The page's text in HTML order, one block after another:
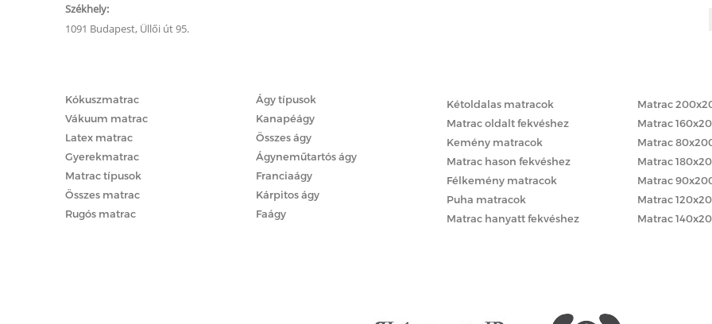
Székhely:
1091 Budapest, Üllői út 95.
Kókuszmatrac
Vákuum matrac
Latex matrac
Gyerekmatrac
Matrac típusok
Összes matrac
Rugós matrac
Ágy típusok
Kanapéágy
Összes ágy
Ágyneműtartós ágy
Franciaágy
Kárpitos ágy
Faágy
Kétoldalas matracok
Matrac oldalt fekvéshez
Kemény matracok
Matrac hason fekvéshez
Félkemény matracok
Puha matracok
Matrac hanyatt fekvéshez
Matrac
Matrac
Matrac
Matrac
Matrac
Matrac
Matrac